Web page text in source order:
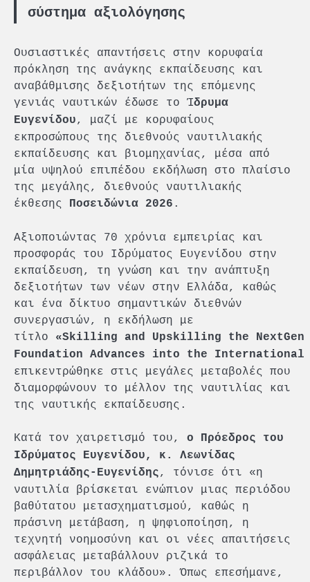
σύστημα αξιολόγησης
Ουσιαστικές απαντήσεις στην κορυφαία
πρόκληση της ανάγκης εκπαίδευσης και
αναβάθμισης δεξιοτήτων της επόμενης
γενιάς ναυτικών έδωσε το Ίδρυμα
Ευγενίδου, μαζί με κορυφαίους
εκπροσώπους της διεθνούς ναυτιλιακής
εκπαίδευσης και βιομηχανίας, μέσα από
μία υψηλού επιπέδου εκδήλωση στο πλαίσιο
της μεγάλης, διεθνούς ναυτιλιακής
έκθεσης Ποσειδώνια 2026 .
Αξιοποιώντας 70 χρόνια εμπειρίας και
προσφοράς του Ιδρύματος Ευγενίδου στην
εκπαίδευση, τη γνώση και την ανάπτυξη
δεξιοτήτων των νέων στην Ελλάδα, καθώς
και ένα δίκτυο σημαντικών διεθνών
συνεργασιών, η εκδήλωση με
τίτλο «Skilling and Upskilling the NextGen
Foundation Advances into the International
επικεντρώθηκε στις μεγάλες μεταβολές που
διαμορφώνουν το μέλλον της ναυτιλίας και
της ναυτικής εκπαίδευσης.
Κατά τον χαιρετισμό του, ο Πρόεδρος του
Ιδρύματος Ευγενίδου, κ. Λεωνίδας
Δημητριάδης-Ευγενίδης, τόνισε ότι «η
ναυτιλία βρίσκεται ενώπιον μιας περιόδου
βαθύτατου μετασχηματισμού, καθώς η
πράσινη μετάβαση, η ψηφιοποίηση, η
τεχνητή νοημοσύνη και οι νέες απαιτήσεις
ασφάλειας μεταβάλλουν ριζικά το
περιβάλλον του κλάδου». Όπως επεσήμανε,